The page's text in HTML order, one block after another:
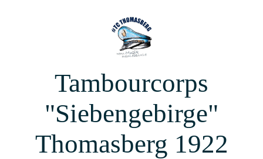
Tambourcorps
"Siebengebirge"
Thomasberg 1922